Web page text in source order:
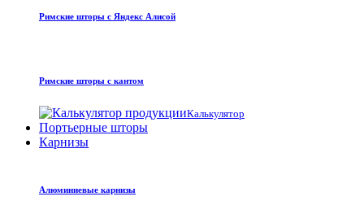
Римские шторы с Яндекс Алисой
Римские шторы с кантом
Калькулятор
Портьерные шторы
Карнизы
Алюминиевые карнизы